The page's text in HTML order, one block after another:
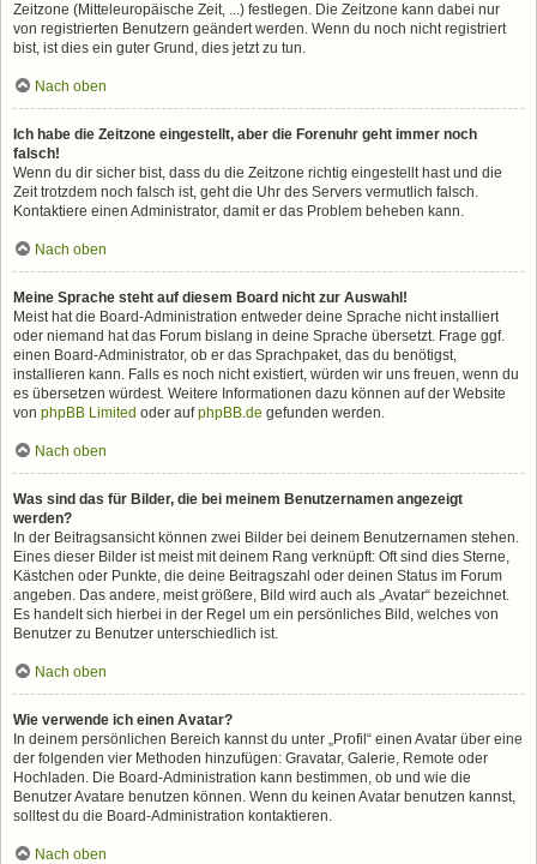
Zeitzone (Mitteleuropäische Zeit, ...) festlegen. Die Zeitzone kann dabei nur
von registrierten Benutzern geändert werden. Wenn du noch nicht registriert
bist, ist dies ein guter Grund, dies jetzt zu tun.
Nach oben
Ich habe die Zeitzone eingestellt, aber die Forenuhr geht immer noch
falsch!
Wenn du dir sicher bist, dass du die Zeitzone richtig eingestellt hast und die
Zeit trotzdem noch falsch ist, geht die Uhr des Servers vermutlich falsch.
Kontaktiere einen Administrator, damit er das Problem beheben kann.
Nach oben
Meine Sprache steht auf diesem Board nicht zur Auswahl!
Meist hat die Board-Administration entweder deine Sprache nicht installiert
oder niemand hat das Forum bislang in deine Sprache übersetzt. Frage ggf.
einen Board-Administrator, ob er das Sprachpaket, das du benötigst,
installieren kann. Falls es noch nicht existiert, würden wir uns freuen, wenn du
es übersetzen würdest. Weitere Informationen dazu können auf der Website
von phpBB Limited oder aufphpBB.de gefunden werden.
Nach oben
Was sind das für Bilder, die bei meinem Benutzernamen angezeigt
werden?
In der Beitragsansicht können zwei Bilder bei deinem Benutzernamen stehen.
Eines dieser Bilder ist meist mit deinem Rang verknüpft: Oft sind dies Sterne,
Kästchen oder Punkte, die deine Beitragszahl oder deinen Status im Forum
angeben. Das andere, meist größere, Bild wird auch als „Avatar“ bezeichnet.
Es handelt sich hierbei in der Regel um ein persönliches Bild, welches von
Benutzer zu Benutzer unterschiedlich ist.
Nach oben
Wie verwende ich einen Avatar?
In deinem persönlichen Bereich kannst du unter „Profil“ einen Avatar über eine
der folgenden vier Methoden hinzufügen: Gravatar, Galerie, Remote oder
Hochladen. Die Board-Administration kann bestimmen, ob und wie die
Benutzer Avatare benutzen können. Wenn du keinen Avatar benutzen kannst,
solltest du die Board-Administration kontaktieren.
Nach oben